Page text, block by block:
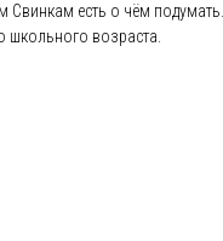
Свинкам есть о чём подумать...
школьного возраста.